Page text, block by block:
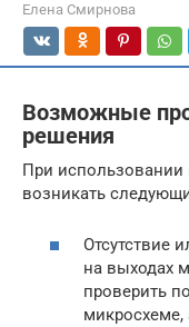
Елена Смирнова
Возможные
решения
При
возникать
Отсутствие
на выходах
проверить
микросхеме,